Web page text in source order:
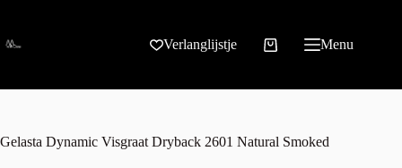
Verlanglijstje Menu
Gelasta Dynamic Visgraat Dryback 2601 Natural Smoked